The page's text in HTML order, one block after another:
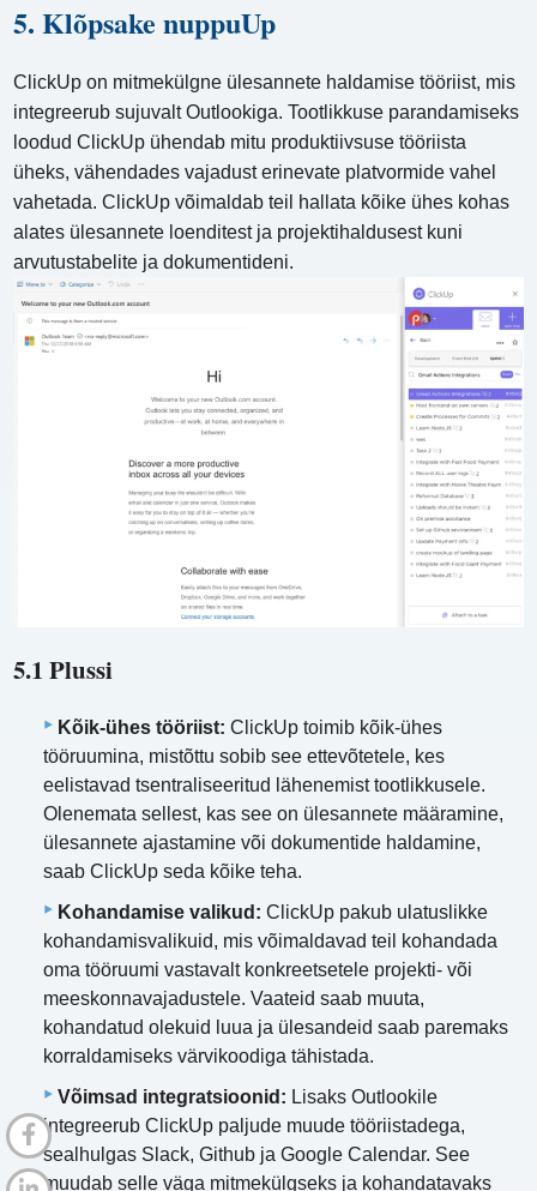
5. Klõpsake nuppuUp
ClickUp on mitmekülgne ülesannete haldamise tööriist, mis
integreerub sujuvalt Outlookiga. Tootlikkuse parandamiseks
loodud ClickUp ühendab mitu produktiivsuse tööriista
üheks, vähendades vajadust erinevate platvormide vahel
vahetada. ClickUp võimaldab teil hallata kõike ühes kohas
alates ülesannete loenditest ja projektihaldusest kuni
arvutustabelite ja dokumentideni.
5.1 Plussi
Kõik-ühes tööriist: ClickUp toimib kõik-ühes
tööruumina, mistõttu sobib see ettevõtetele, kes
eelistavad tsentraliseeritud lähenemist tootlikkusele.
Olenemata sellest, kas see on ülesannete määramine,
ülesannete ajastamine või dokumentide haldamine,
saab ClickUp seda kõike teha.
Kohandamise valikud: ClickUp pakub ulatuslikke
kohandamisvalikuid, mis võimaldavad teil kohandada
oma tööruumi vastavalt konkreetsetele projekti- või
meeskonnavajadustele. Vaateid saab muuta,
kohandatud olekuid luua ja ülesandeid saab paremaks
korraldamiseks värvikoodiga tähistada.
Võimsad integratsioonid: Lisaks Outlookile
integreerub ClickUp paljude muude tööriistadega,
sealhulgas Slack, Github ja Google Calendar. See
muudab selle väga mitmekülgseks ja kohandatavaks